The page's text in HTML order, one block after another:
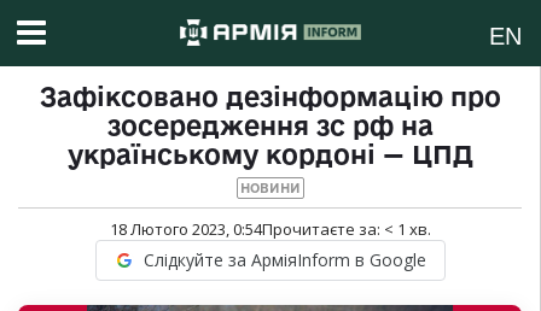
EN
Зафіксовано дезінформацію про
зосередження зс рф на
українському кордоні — ЦПД
НОВИНИ
18 Лютого 2023, 0:54Прочитаєте за: < 1 хв.
Слідкуйте за АрміяInform в Google